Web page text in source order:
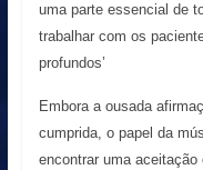
uma parte essencial de
trabalhar com os
profundos’
Embora a ousada
cumprida, o papel da
encontrar uma